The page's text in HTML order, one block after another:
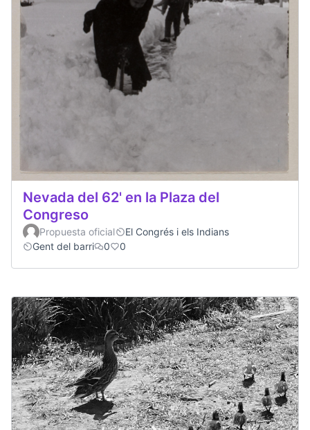
Nevada del 62' en la Plaza del
Congreso
Propuesta oficial
El Congrés i els Indians
Gent del barri
0 0